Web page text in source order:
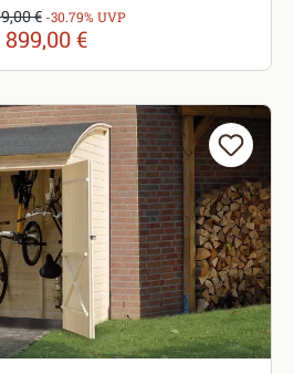
899,00 €
Preis:
€ -30.79% UVP